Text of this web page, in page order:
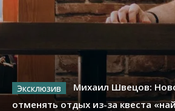
Михаил Швецов:
отменять отдых из-за квеста